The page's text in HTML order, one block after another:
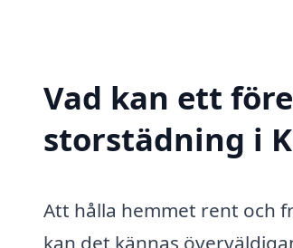
Vad kan ett
storstädning i
Att hålla hemmet rent och
kan det kännas